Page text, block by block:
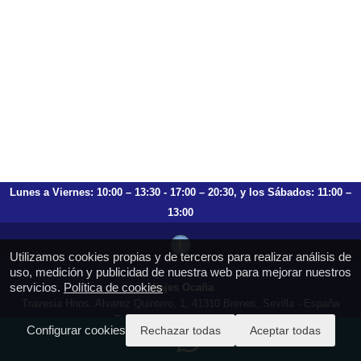
Utilizamos cookies propias y de terceros para realizar análisis de
uso, medición y publicidad de nuestra web para mejorar nuestros
servicios. Política de cookies
Configurar cookies Rechazar todas Aceptar todas
Lunes a Viernes: 10:00 – 13:30 - 17:00 – 20:30, y los Sábados: 11:00 –
13:00
Viajes Ocaña
T.: 659 753 504 954 797 472
https://viajesocana.es
reservas@viajesocana.es